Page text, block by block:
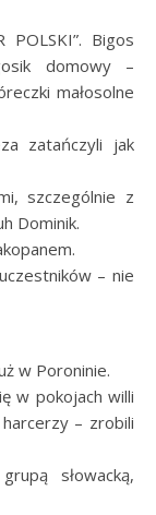
POLSKI”. Bigos
domowy –
małosolne
zatańczyli jak
szczególnie z
Dominik.
– nie
w Poroninie.
w pokojach willi
– zrobili
słowacką,